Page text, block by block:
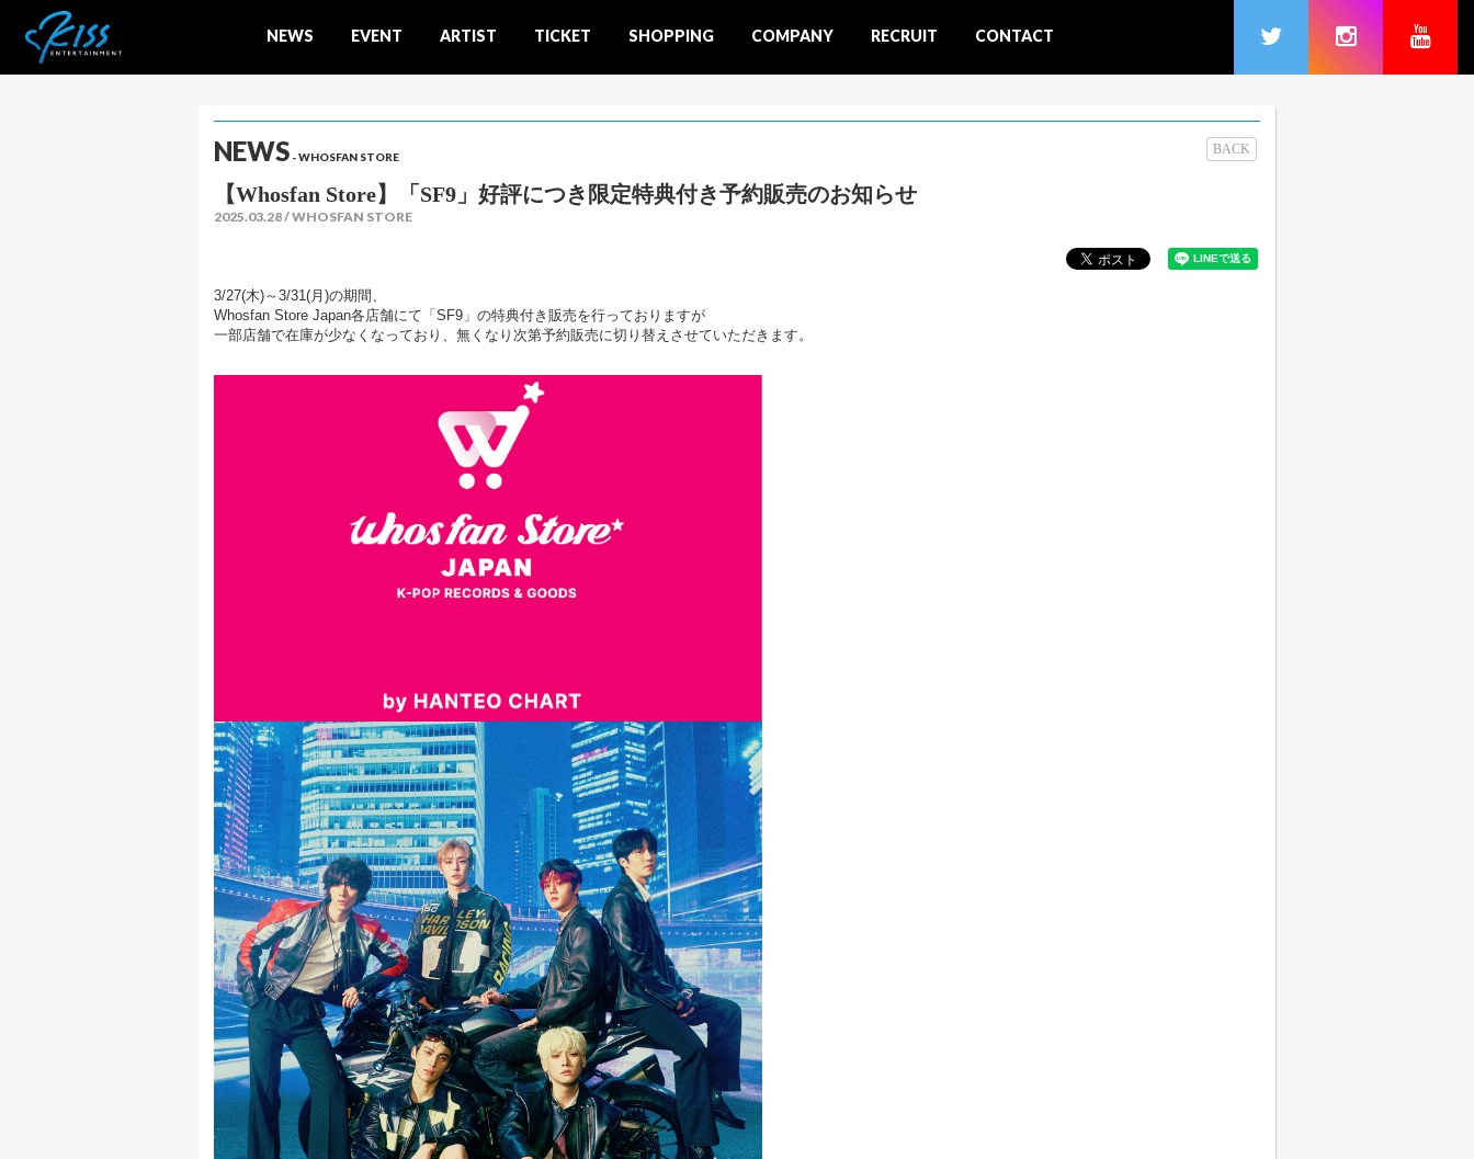
NEWS EVENT ARTIST TICKET SHOPPING COMPANY RECRUIT CONTACT
NEWS - WHOSFAN STORE BACK
【Whosfan Store】「SF9」好評につき限定特典付き予約販売のお知らせ
2025.03.28 WHOSFAN STORE
3/27(木)～3/31(月)の期間、
Whosfan Store Japan各店舗にて「SF9」の特典付き販売を行っておりますが
一部店舗で在庫が少なくなっており、無くなり次第予約販売に切り替えさせていただきます。